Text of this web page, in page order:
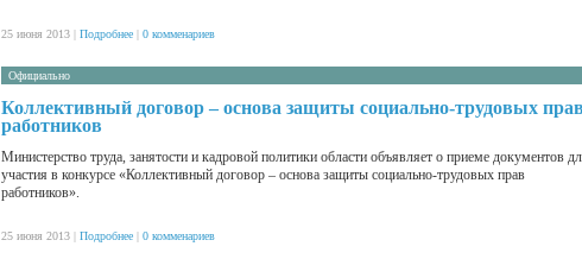
25 июня 2013 | Подробнее| 0 комменариев
Официально
Коллективный договор – основа защиты социально-трудовых прав
работников
Министерство труда, занятости и кадровой политики области объявляет о приеме документов
участия в конкурсе «Коллективный договор – основа защиты социально-трудовых прав
работников».
25 июня 2013 | Подробнее| 0 комменариев